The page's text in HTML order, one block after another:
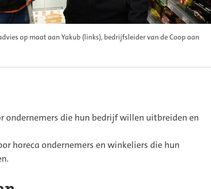
op maat aan Yakub (links), bedrijfsleider van de Coop aan
ondernemers die hun bedrijf willen uitbreiden en
horeca ondernemers en winkeliers die hun